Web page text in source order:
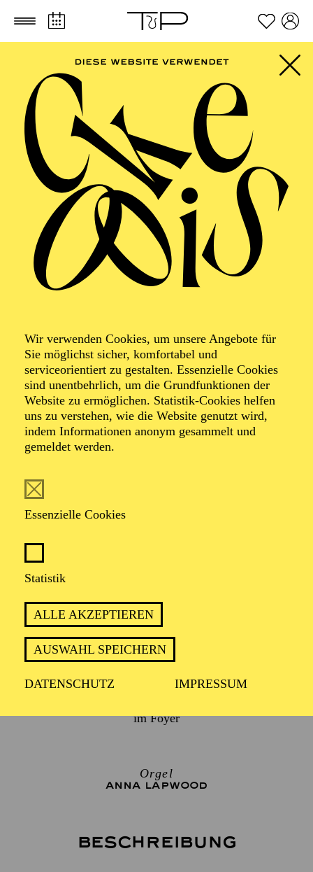
Zum Hauptinhalt springen Zum Footer springen
Wir verwenden Cookies, um unsere Angebote für
Sie möglichst sicher, komfortabel und
serviceorientiert zu gestalten. Essenzielle Cookies
sind unentbehrlich, um die Grundfunktionen der
Website zu ermöglichen. Statistik-Cookies helfen
uns zu verstehen, wie die Website genutzt wird,
indem Informationen anonym gesammelt und
gemeldet werden.
Essenzielle Cookies
Statistik
ALLE AKZEPTIEREN
AUSWAHL SPEICHERN
DATENSCHUTZ IMPRESSUM
PHILHARMONIE
Phänomen Anna
Lapwood
2 Stunden, inkl. Pause
im Foyer
Orgel
ANNA LAPWOOD
Beschreibung